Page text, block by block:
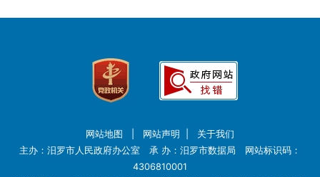
网站地图 网站声明
关于我们
主办：汨罗市人民政府办公室 承 办：汨罗市数据局 网站标识码：
4306810001